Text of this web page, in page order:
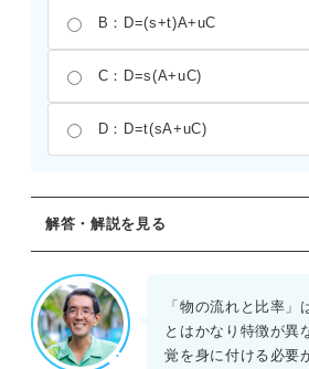
B：D=(s+t)A+uC
C：D=s(A+uC)
D：D=t(sA+uC)
解答・解説を見る
正解：A
図の流れを整理する。Dへ到達するル
1つ目は、AからBを経由してくるルー
「物の流れと比率」
とはかなり特徴が異
覚を身に付ける必要